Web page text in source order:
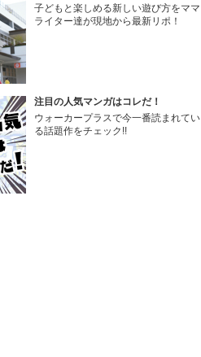
子どもと楽しめる新しい遊び方をママ
ライター達が現地から最新リポ！
注目の人気マンガはコレだ！
ウォーカープラスで今一番読まれてい
る話題作をチェック!!